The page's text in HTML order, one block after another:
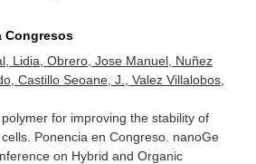
Congresos
Lidia, Obrero, Jose Manuel, Nuñez
Castillo Seoane, J., Valez Villalobos,
for improving the stability of
Ponencia en Congreso. nanoGe
on Hybrid and Organic